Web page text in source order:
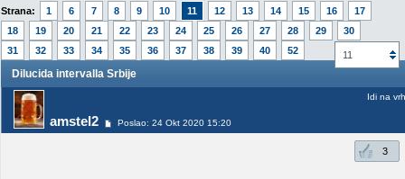
Strana: 1 6 7 8 9 10 11 12 13 14 15 16
17
18
19 20 21 22 23 24 25 26 27 28 29
30
31
32 33 34 35 36 37 38 39 40 52 11
Dilucida intervalla Srbije
amstel2 Poslao: 24 Okt 2020 15:20
Idi na vrh
3